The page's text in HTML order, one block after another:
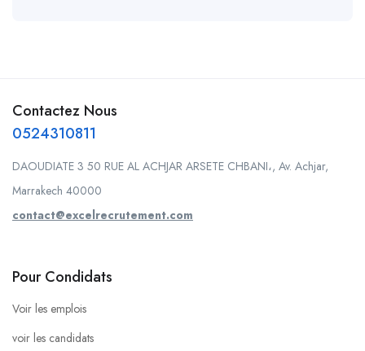
Contactez Nous
0524310811
DAOUDIATE 3 50 RUE AL ACHJAR ARSETE CHBANI،, Av. Achjar,
Marrakech 40000
contact@excelrecrutement.com
Pour Condidats
Voir les emplois
voir les candidats